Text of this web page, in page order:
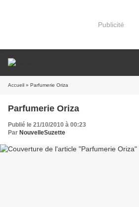
Publicité
Accueil » Parfumerie Oriza
Parfumerie Oriza
Publié le 21/10/2010 à 00:23
Par NouvelleSuzette